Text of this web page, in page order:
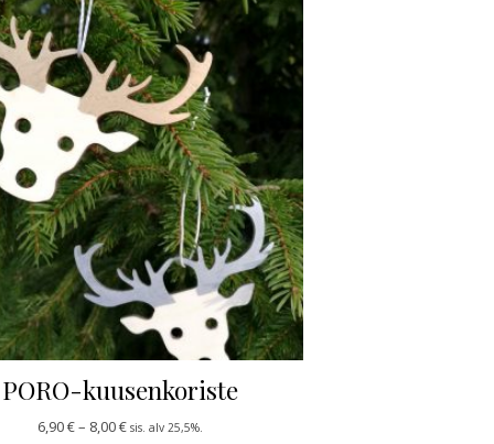
PORO-kuusenkoriste
6,90€– 8,00€Hintaluokka: 6,90 € - 8,00 €
sis. alv 25,5%.